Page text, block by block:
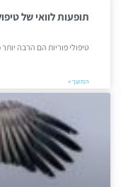
תופעות לוואי של
טיפולי פוריות הם הרבה
המשך »